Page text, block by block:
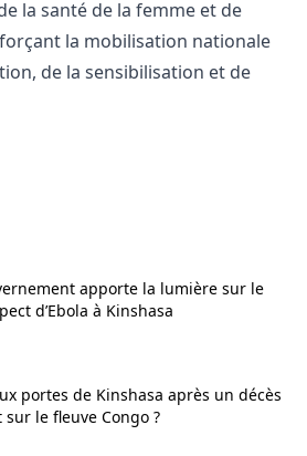
la santé de la femme et de
la mobilisation nationale
de la sensibilisation et de
apporte la lumière sur le
d’Ebola à Kinshasa
portes de Kinshasa après un décès
sur le fleuve Congo ?